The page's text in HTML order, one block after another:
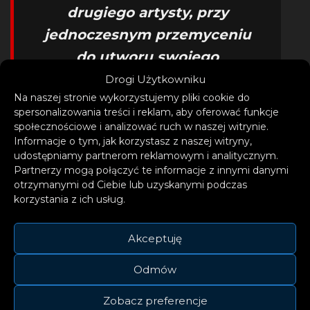
Drogi Użytkowniku
Na naszej stronie wykorzystujemy pliki cookie do
spersonalizowania treści i reklam, aby oferować funkcje
społecznościowe i analizować ruch w naszej witrynie.
Informacje o tym, jak korzystasz z naszej witryny,
udostępniamy partnerom reklamowym i analitycznym.
Partnerzy mogą połączyć te informacje z innymi danymi
otrzymanymi od Ciebie lub uzyskanymi podczas
korzystania z ich usług.
Akceptuję
Odmów
Zobacz preferencje
drugiego artysty, przy
jednoczesnym przemyceniu
do utworu swojego
charakterystycznego stylu.
Wierzę, że stworzyliśmy
unikatowe połączenie w tej
piosence i nie mogę się
doczekać Waszych reakcji
– tak o współpracy opowiada
Ben Cristovao.